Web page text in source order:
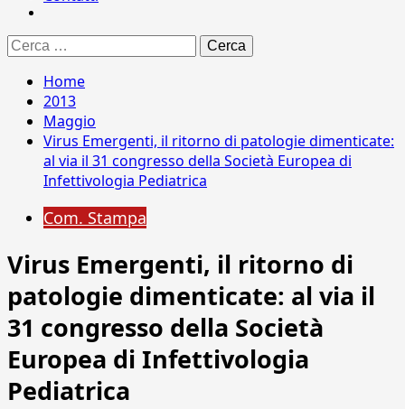
Ricerca
per:
Home
2013
Maggio
Virus Emergenti, il ritorno di patologie dimenticate:
al via il 31 congresso della Società Europea di
Infettivologia Pediatrica
Com. Stampa
Virus Emergenti, il ritorno di
patologie dimenticate: al via il
31 congresso della Società
Europea di Infettivologia
Pediatrica